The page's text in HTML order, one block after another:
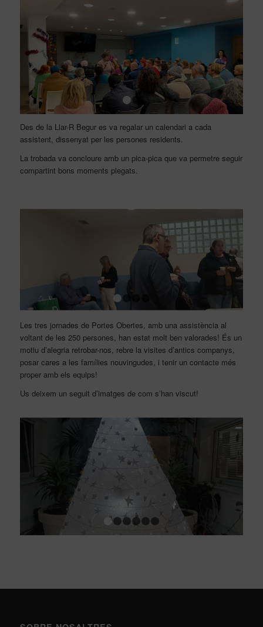
Des de la Llar-R Begur es va regalar un calendari a cada
assistent, dissenyat per les persones residents.
La trobada va concloure amb un pica-pica que va permetre seguir
compartint bons moments plegats.
Les tres jornades de Portes Obertes, amb una assistència al
voltant de les 250 persones, han estat molt ben valorades! És un
motiu d’alegria retrobar-nos, rebre la visites d’antics companys,
posar cares a les famílies nouvingudes, i tenir un contacte més
proper amb els equips!
Us deixem un seguit d’imatges de com s’han viscut!